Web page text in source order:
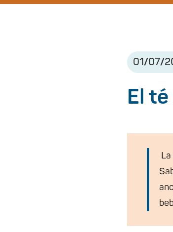
01/07/
El